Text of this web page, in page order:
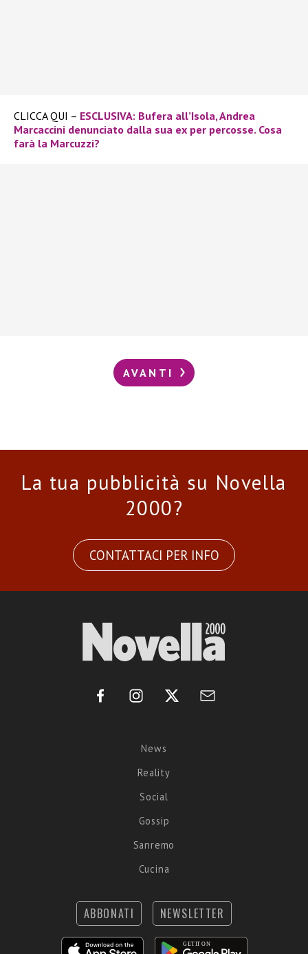
CLICCA QUI – ESCLUSIVA: Bufera all’Isola, Andrea
Marcaccini denunciato dalla sua ex per percosse. Cosa
farà la Marcuzzi?
AVANTI
La tua pubblicità su Novella
2000?
CONTATTACI PER INFO
News
Reality
Social
Gossip
Sanremo
Cucina
ABBONATI NEWSLETTER